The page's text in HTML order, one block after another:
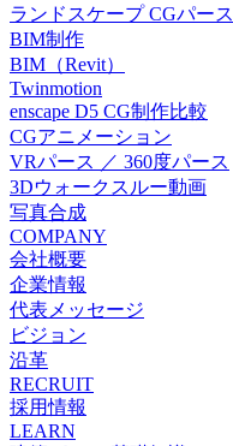
ランドスケープ CGパース
BIM制作
BIM（Revit）
Twinmotion
enscape D5 CG制作比較
CGアニメーション
VRパース ／ 360度パース
3Dウォークスルー動画
写真合成
COMPANY
会社概要
企業情報
代表メッセージ
ビジョン
沿革
RECRUIT
採用情報
LEARN